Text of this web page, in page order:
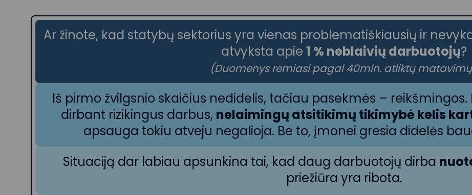
Ar žinote, kad statybų sektorius yra vienas problematiškiausių ir
atvyksta apie 1 % neblaivių darbuotojų?
(Duomenys remiasi pagal 40mln. atliktų
Iš pirmo žvilgsnio skaičius nedidelis, tačiau pasekmės –
dirbant rizikingus darbus, nelaimingų atsitikimų tikimybė kelis
apsauga tokiu atveju negalioja. Be to, įmonei gresia didelės
Situaciją dar labiau apsunkina tai, kad daug darbuotojų dirba
priežiūra yra ribota.